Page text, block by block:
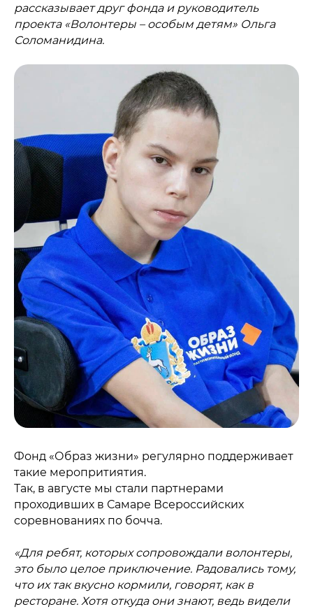
рассказывает друг фонда и руководитель
проекта «Волонтеры – особым детям» Ольга
Соломанидина.
Фонд «Образ жизни» регулярно поддерживает
такие меропритиятия.
Так, в августе мы стали партнерами
проходивших в Самаре Всероссийских
соревнованиях по бочча.
«Для ребят, которых сопровождали волонтеры,
это было целое приключение. Радовались тому,
что их так вкусно кормили, говорят, как в
ресторане. Хотя откуда они знают, ведь видели